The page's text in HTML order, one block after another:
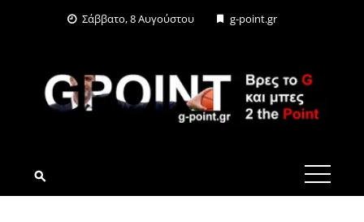
Σάββατο, 8 Αυγούστου g-point.gr
G-POINT.GR